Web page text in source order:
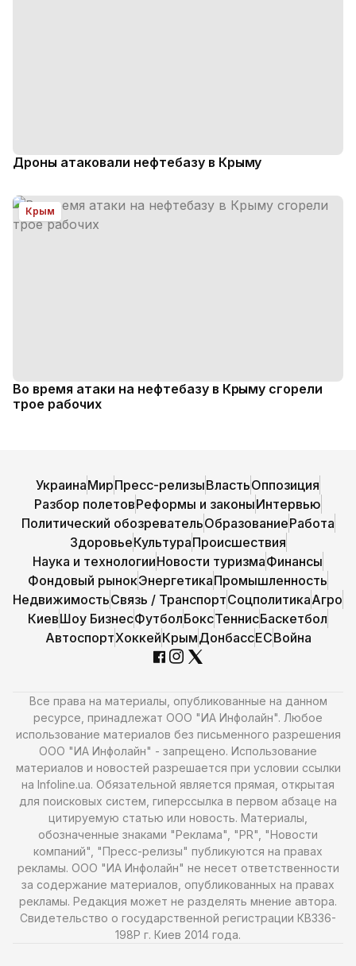
Дроны атаковали нефтебазу в Крыму
Крым
Во время атаки на нефтебазу в Крыму сгорели
трое рабочих
УкраинаМирПресс-релизыВластьОппозиция
Разбор полетовРеформы и законыИнтервью
Политический обозревательОбразованиеРабота
ЗдоровьеКультураПроисшествия
Наука и технологииНовости туризмаФинансы
Фондовый рынокЭнергетикаПромышленность
НедвижимостьСвязь / ТранспортСоцполитикаАгро
КиевШоу БизнесФутболБоксТеннисБаскетбол
АвтоспортХоккейКрымДонбассЕСВойна
Все права на материалы, опубликованные на данном
ресурсе, принадлежат ООО "ИА Инфолайн". Любое
использование материалов без письменного разрешения
ООО "ИА Инфолайн" - запрещено. Использование
материалов и новостей разрешается при условии ссылки
на Infoline.ua. Обязательной является прямая, открытая
для поисковых систем, гиперссылка в первом абзаце на
цитируемую статью или новость. Материалы,
обозначенные знаками "Реклама", "PR", "Новости
компаний", "Пресс-релизы" публикуются на правах
рекламы. ООО "ИА Инфолайн" не несет ответственности
за содержание материалов, опубликованных на правах
рекламы. Редакция может не разделять мнение автора.
Свидетельство о государственной регистрации КВ336-
198Р г. Киев 2014 года.